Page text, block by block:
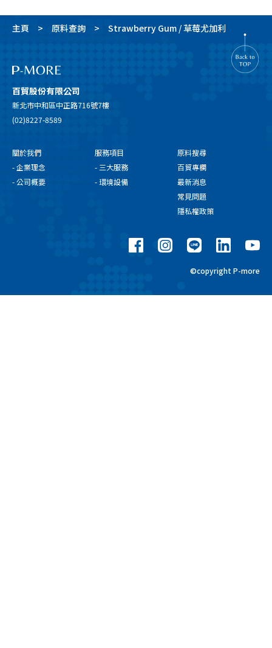
主頁 原料查詢 Strawberry Gum / 草莓尤加利
百貿股份有限公司
新北市中和區中正路716號7樓
(02)8227-8589
關於我們
- 企業理念
- 公司概要
服務項目
- 三大服務
- 環境設備
原料搜尋
百貿專欄
最新消息
常見問題
隱私權政策
©copyright P-more